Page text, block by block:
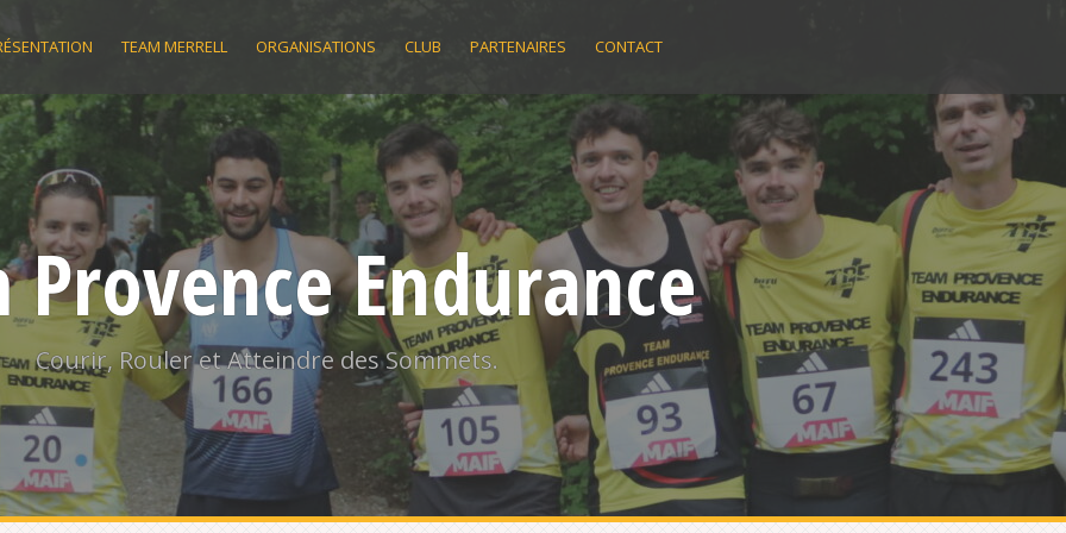
TEAM MERRELL ORGANISATIONS CLUB PARTENAIRES CONTACT
Provence Endurance
Courir, Rouler et Atteindre des Sommets.